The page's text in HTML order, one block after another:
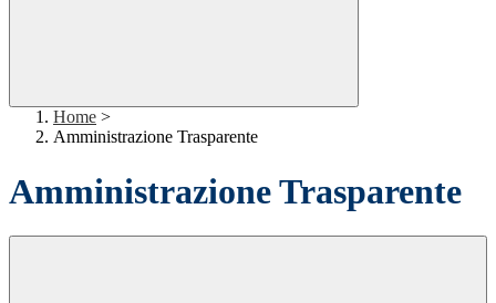
Home >
Amministrazione Trasparente
Amministrazione Trasparente